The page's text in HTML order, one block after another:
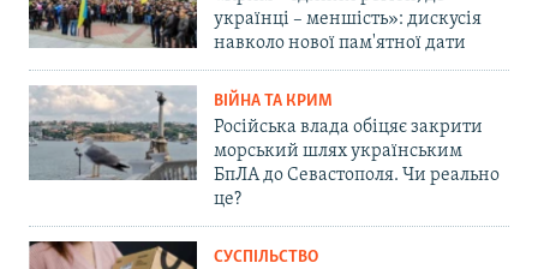
українці – меншість»: дискусія
навколо нової пам'ятної дати
ВІЙНА ТА КРИМ
Російська влада обіцяє закрити
морський шлях українським
БпЛА до Севастополя. Чи реально
це?
СУСПІЛЬСТВО